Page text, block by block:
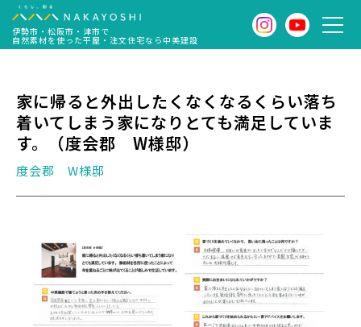
伊勢市・松阪市・津市で
自然素材を使った平屋・注文住宅なら中美建設
家に帰ると外出したくなくなるくらい落ち
着いてしまう家になりとても満足していま
す。（度会郡 W様邸）
度会郡 W様邸